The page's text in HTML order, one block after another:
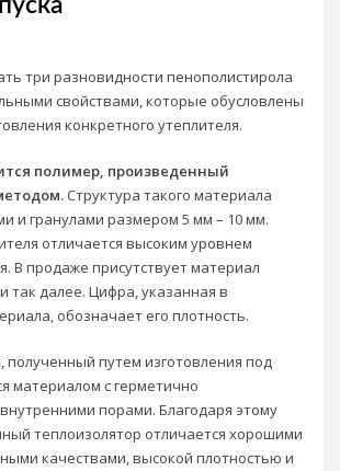
три разновидности пенополистирола
свойствами, которые обусловлены
конкретного утеплителя.
полимер, произведенный
Структура такого материала
и гранулами размером 5 мм – 10 мм.
отличается высоким уровнем
В продаже присутствует материал
так далее. Цифра, указанная в
обозначает его плотность.
полученный путем изготовления под
материалом с герметично
порами. Благодаря этому
теплоизолятор отличается хорошими
качествами, высокой плотностью и